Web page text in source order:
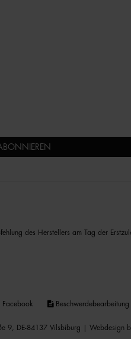
des Herstellers am Tag der
Facebook Beschwerdebearbeitung
9, DE-84137 Vilsbiburg | Webdesign